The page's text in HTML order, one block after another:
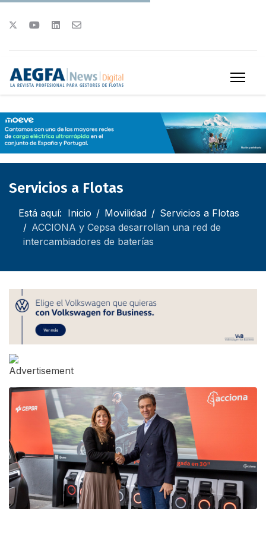
Servicios a Flotas
Está aquí: Inicio Movilidad
Servicios a Flotas
ACCIONA y Cepsa desarrollan una red de
intercambiadores de baterías